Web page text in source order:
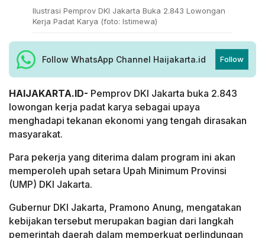
Ilustrasi Pemprov DKI Jakarta Buka 2.843 Lowongan
Kerja Padat Karya (foto: Istimewa)
Follow WhatsApp Channel Haijakarta.id Follow
HAIJAKARTA.ID- Pemprov DKI Jakarta buka 2.843
lowongan kerja padat karya sebagai upaya
menghadapi tekanan ekonomi yang tengah dirasakan
masyarakat.
Para pekerja yang diterima dalam program ini akan
memperoleh upah setara Upah Minimum Provinsi
(UMP) DKI Jakarta.
Gubernur DKI Jakarta, Pramono Anung, mengatakan
kebijakan tersebut merupakan bagian dari langkah
pemerintah daerah dalam memperkuat perlindungan